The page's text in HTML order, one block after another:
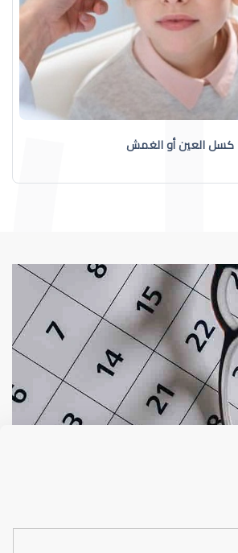
كسل العين أو الغمش
الجدول الزمني لزيارات طبيب عيون